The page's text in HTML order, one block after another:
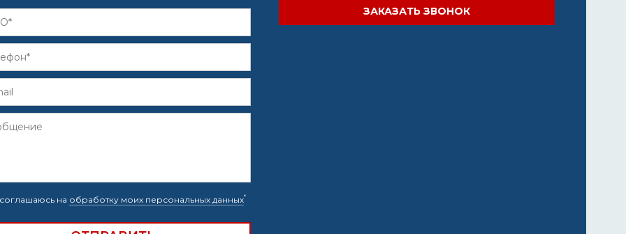
на обработку моих персональных данных*
ЗАКАЗАТЬ ЗВОНОК